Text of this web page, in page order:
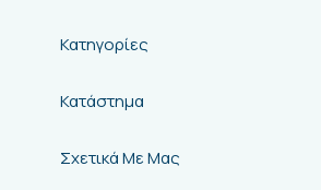
Κατηγορίες
Κατάστημα
Σχετικά Με Μας